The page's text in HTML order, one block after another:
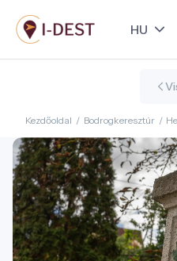
Ugrás
a
tartalomra
Kezdőoldal / Bodrogkeresztúr /